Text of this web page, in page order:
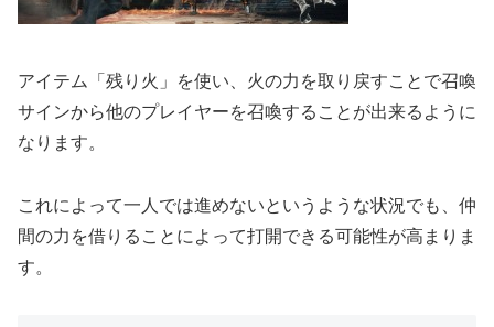
アイテム「残り火」を使い、火の力を取り戻すことで召喚
サインから他のプレイヤーを召喚することが出来るように
なります。
これによって一人では進めないというような状況でも、仲
間の力を借りることによって打開できる可能性が高まりま
す。